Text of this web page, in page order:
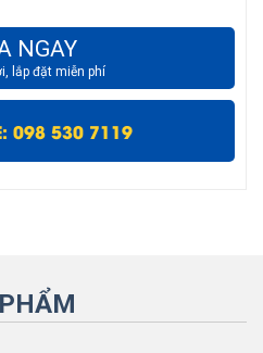
NGAY
lắp đặt miễn phí
098 530 7119